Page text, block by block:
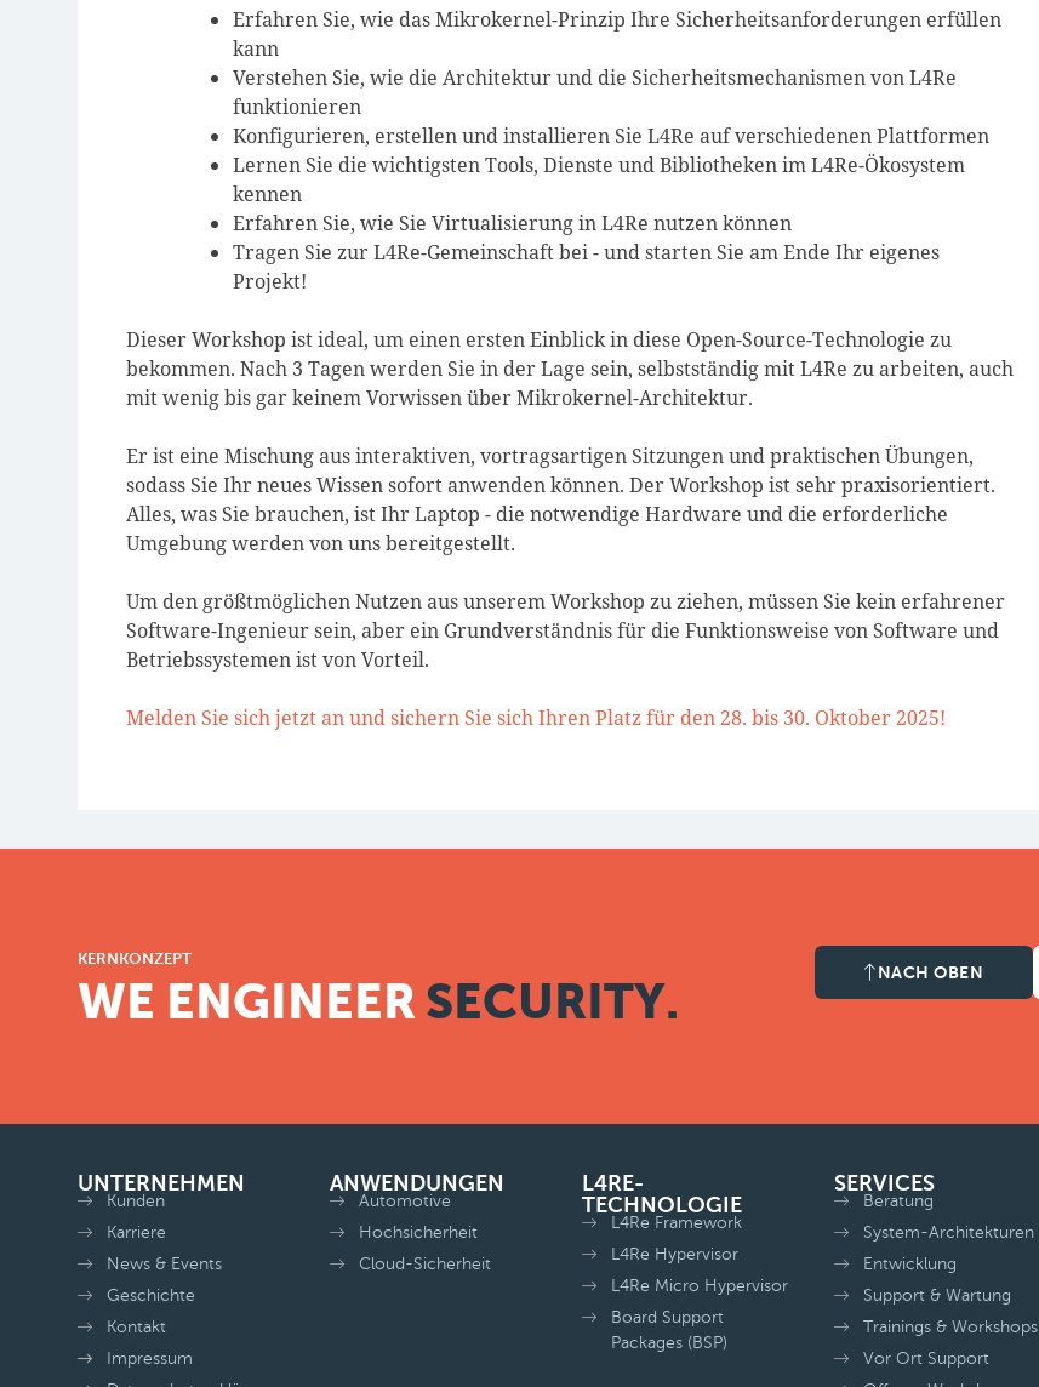
Erfahren Sie, wie das Mikrokernel-Prinzip Ihre Sicherheitsanforderungen erfüllen
kann
Verstehen Sie, wie die Architektur und die Sicherheitsmechanismen von L4Re
funktionieren
Konfigurieren, erstellen und installieren Sie L4Re auf verschiedenen Plattformen
Lernen Sie die wichtigsten Tools, Dienste und Bibliotheken im L4Re-Ökosystem
kennen
Erfahren Sie, wie Sie Virtualisierung in L4Re nutzen können
Tragen Sie zur L4Re-Gemeinschaft bei - und starten Sie am Ende Ihr eigenes
Projekt!
Dieser Workshop ist ideal, um einen ersten Einblick in diese Open-Source-Technologie zu
bekommen. Nach 3 Tagen werden Sie in der Lage sein, selbstständig mit L4Re zu arbeiten, auch
mit wenig bis gar keinem Vorwissen über Mikrokernel-Architektur.
Er ist eine Mischung aus interaktiven, vortragsartigen Sitzungen und praktischen Übungen,
sodass Sie Ihr neues Wissen sofort anwenden können. Der Workshop ist sehr praxisorientiert.
Alles, was Sie brauchen, ist Ihr Laptop - die notwendige Hardware und die erforderliche
Umgebung werden von uns bereitgestellt.
Um den größtmöglichen Nutzen aus unserem Workshop zu ziehen, müssen Sie kein erfahrener
Software-Ingenieur sein, aber ein Grundverständnis für die Funktionsweise von Software und
Betriebssystemen ist von Vorteil.
Melden Sie sich jetzt an und sichern Sie sich Ihren Platz für den 28. bis 30. Oktober 2025!
KERNKONZEPT
WE ENGINEER SECURITY.
NACH OBEN
UNTERNEHMEN
Kunden
Karriere
News & Events
Geschichte
Kontakt
Impressum
ANWENDUNGEN
Automotive
Hochsicherheit
Cloud-Sicherheit
L4RE-
TECHNOLOGIE
L4Re Framework
L4Re Hypervisor
L4Re Micro Hypervisor
Board Support
Packages (BSP)
SERVICES
Beratung
System-Architekturen
Entwicklung
Support & Wartung
Trainings & Workshops
Vor Ort Support